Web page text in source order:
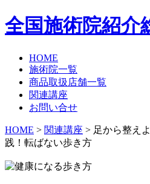
全国施術院紹介
HOME
施術院一覧
商品取扱店舗一覧
関連講座
お問い合せ
HOME > 関連講座 > 足から整え
践！転ばない歩き方